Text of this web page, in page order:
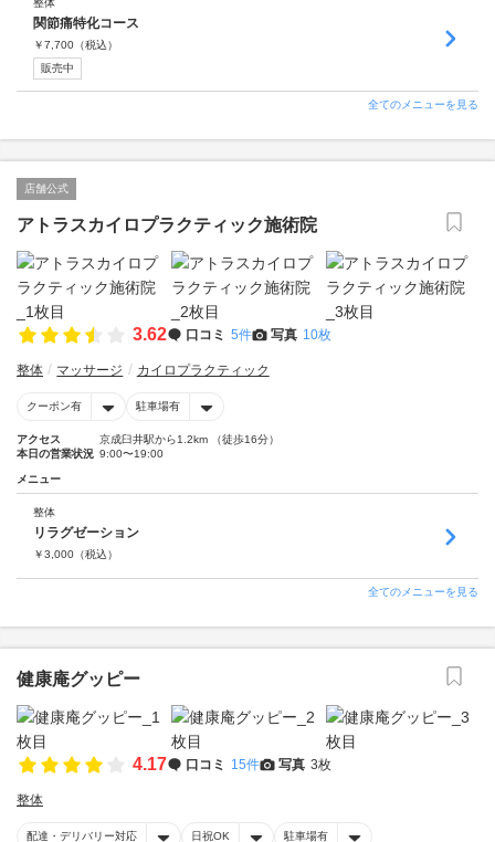
整体
関節痛特化コース
￥7,700 （税込）
販売中
全てのメニューを見る
店舗公式
アトラスカイロプラクティック施術院
3.62 口コミ 5件 写真 10枚
整体 マッサージ カイロプラクティック
クーポン有 駐車場有
アクセス
京成臼井駅から1.2km （徒歩16分）
本日の営業状況 9:00〜19:00
メニュー
整体
リラグゼーション
￥3,000 （税込）
全てのメニューを見る
健康庵グッピー
4.17 口コミ 15件 写真 3枚
整体
配達・デリバリー対応 日祝OK 駐車場有